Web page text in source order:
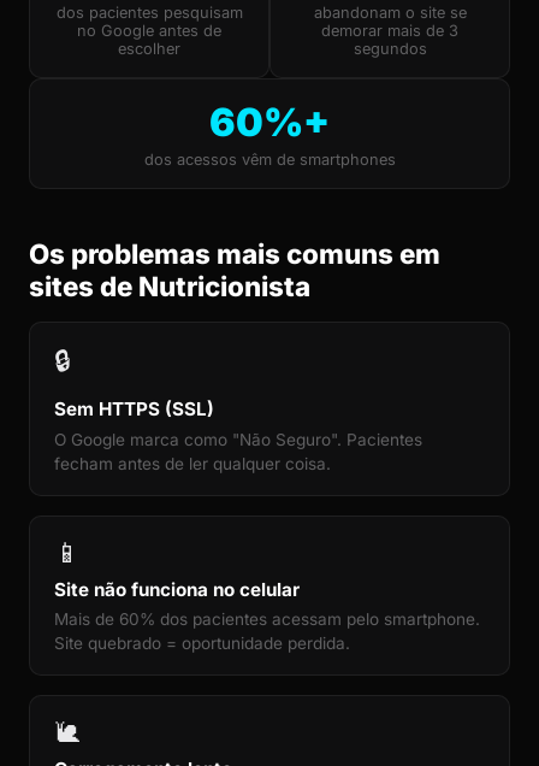
dos pacientes pesquisam
no Google antes de
escolher
abandonam o site se
demorar mais de 3
segundos
60%+
dos acessos vêm de smartphones
Os problemas mais comuns em
sites de Nutricionista
🔒
Sem HTTPS (SSL)
O Google marca como "Não Seguro". Pacientes
fecham antes de ler qualquer coisa.
📱
Site não funciona no celular
Mais de 60% dos pacientes acessam pelo smartphone.
Site quebrado = oportunidade perdida.
🐌